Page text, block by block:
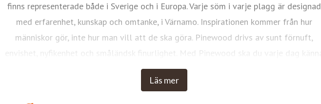
Läs mer
finns representerade både i Sverige och i Europa. Varje söm i varje plagg är designad
med erfarenhet, kunskap och omtanke, i Värnamo. Inspirationen kommer från hur
människor gör, inte hur man vill att de ska göra. Pinewood drivs av sunt förnuft,
envishet, nyfikenhet och småländsk finurlighet. Med Pinewood ska du varje dag känna
dig trygg, fri, bekväm och inspirerad i naturen - oavsett årstid och väder.